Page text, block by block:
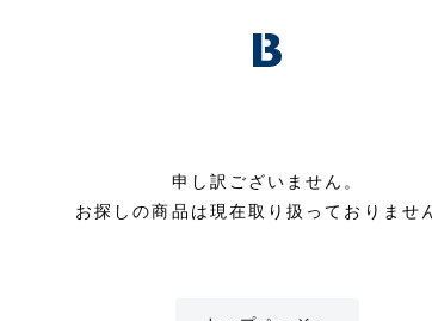
申し訳ございません。
お探しの商品は現在取り扱っておりませ